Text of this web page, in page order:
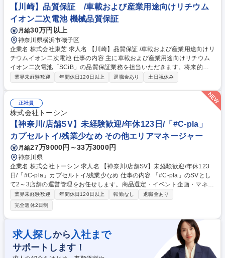
り、安全性・信頼性・環境負荷低減を両立した運営を実現していただきま
ター(担当～課長代理)
【川崎】品質保証 /車載および産業用途向けリチウム
イオン二次電池 機械品質保証
月給30万円以上
神奈川県横浜市磯子区
企業名 株式会社東芝 求人名 【川崎】品質保証 /車載および産業用途向けリ
チウムイオン二次電池 仕事の内容 主に車載および産業用途向けリチウム
イオン二次電池「SCiB」の品質保証業務を担当いただきます。将来的に
は品質保証部門のリーダー候補としてご活躍いただくことを期待していま
対応、4M変更申請に関する顧客との調整・承認取得/市場や顧客返却品の
不良解析および顧客向け報告書の作成・説明/部品材料サプライヤの認定評
価およびサプライヤ監査の実施/サプライヤ起因不具合に対する原因究明、
是正措置の推進および改善内容の承認/サプライヤからの4M変更申請内容
の承認/顧客およびサプライヤとの品質課題解決の推進 など 募集職種 【川
崎】品質保証 /車載および産業用途向けリチウムイオン二次電池
業界未経験歓迎 年間休日120日以上 退職金あり 土日祝休み
正社員
株式会社トーシン
【神奈川/店舗SV】未経験歓迎/年休123日/「#C-pla」
カプセルトイ/残業少なめ その他エリアマネージャー
月給27万9000円～33万3000円
神奈川県
企業名 株式会社トーシン 求人名 【神奈川/店舗SV】未経験歓迎/年休123
日/「#C-pla」カプセルトイ/残業少なめ 仕事の内容 「#C-pla」のSVとし
て2～3店舗の運営管理をお任せします。商品選定・イベント企画・マネジ
メント等、業務は多岐にわたりますので裁量権を持ちながらキャリアを積
むことが叶います。変更の範囲:当社業務全般 【業務詳細】・カプセルト
イの商品選定（仕入れた商品の中から、自店舗の客層や売上を踏まえて、
追加発注を行います） ・イベント企画（季節、周年など）・商品の在庫管
理・金銭管理（両替機の釣銭準備）・収益管理・人員管理（アルバイト社
員の勤怠管理・育成、採用面接）・商品配置の検討（自店舗の客層や商品
の売れ行きを踏まえて、適切な商品配置を行います）など 募集職種 【神
奈川/店舗SV】未経験歓迎/年休123日/「#C-pla」カプセルトイ/残業少なめ
業界未経験歓迎 年間休日120日以上 転勤なし
退職金あり
完全週休2日制
求人探しから 入社まで
サポートします！